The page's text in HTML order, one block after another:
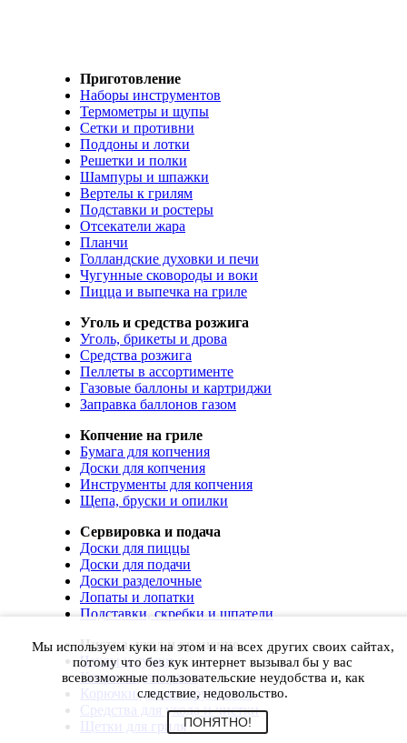
Приготовление
Наборы инструментов
Термометры и щупы
Сетки и противни
Поддоны и лотки
Решетки и полки
Шампуры и шпажки
Вертелы к грилям
Подставки и ростеры
Отсекатели жара
Планчи
Голландские духовки и печи
Чугунные сковороды и воки
Пицца и выпечка на гриле
Уголь и средства розжига
Уголь, брикеты и дрова
Средства розжига
Пеллеты в ассортименте
Газовые баллоны и картриджи
Заправка баллонов газом
Копчение на гриле
Бумага для копчения
Доски для копчения
Инструменты для копчения
Щепа, бруски и опилки
Сервировка и подача
Доски для пиццы
Доски для подачи
Доски разделочные
Лопаты и лопатки
Подставки, скребки и шпатели
Чистка, уход и хранение
Чехлы и сумки
Коврики для гриля
Корючки для инструментов
Средства для ухода и чистки
Щетки для гриля
Мы используем куки на этом и на всех других своих сайтах,
потому что без кук интернет вызывал бы у вас
всевозможные пользовательские неудобства и, как
следствие, недовольство.
ПОНЯТНО!